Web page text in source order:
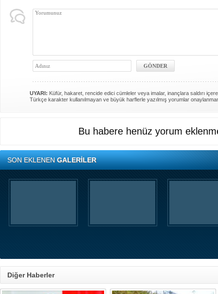
UYARI: Küfür, hakaret, rencide edici cümleler veya imalar, inançlara saldırı
Türkçe karakter kullanılmayan ve büyük harflerle yazılmış yorumlar
Bu habere henüz yorum
SON EKLENENGALERİLER
Diğer Haberler